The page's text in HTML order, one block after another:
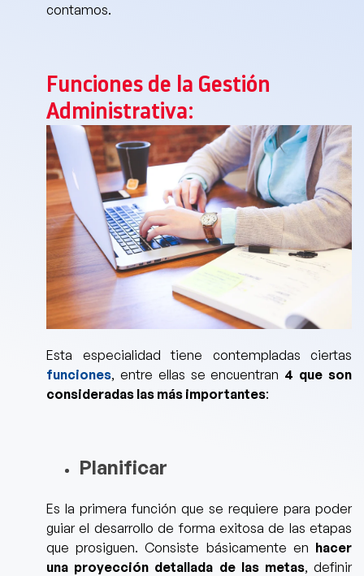
contamos.
Funciones de la Gestión
Administrativa:
Esta especialidad tiene contempladas ciertas
funciones, entre ellas se encuentran 4 que son
consideradas las más importantes:
Planificar
Es la primera función que se requiere para poder
guiar el desarrollo de forma exitosa de las etapas
que prosiguen. Consiste básicamente en hacer
una proyección detallada de las metas, definir